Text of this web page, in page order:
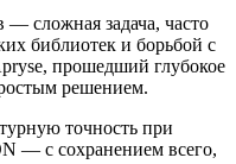
сложная задача, часто
библиотек и борьбой с
прошедший глубокое
решением.
точность при
— с сохранением всего,